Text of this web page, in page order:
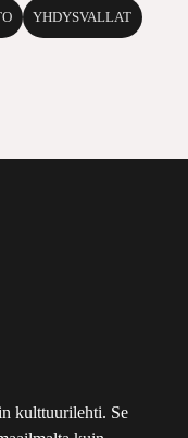
YHDYSVALLAT
kulttuurilehti. Se